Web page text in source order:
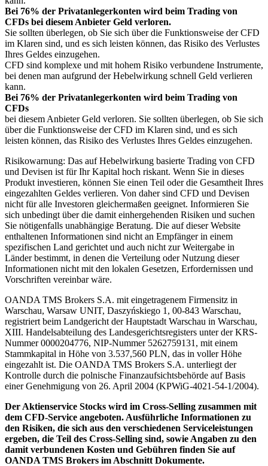
Bei 76% der Privatanlegerkonten wird beim Trading von
CFDs bei diesem Anbieter Geld verloren.
Sie sollten überlegen, ob Sie sich über die Funktionsweise der CFD
im Klaren sind, und es sich leisten können, das Risiko des Verlustes
Ihres Geldes einzugehen.
CFD sind komplexe und mit hohem Risiko verbundene Instrumente,
bei denen man aufgrund der Hebelwirkung schnell Geld verlieren
kann.
Bei 76% der Privatanlegerkonten wird beim Trading von
CFDs
bei diesem Anbieter Geld verloren. Sie sollten überlegen, ob Sie sich
über die Funktionsweise der CFD im Klaren sind, und es sich
leisten können, das Risiko des Verlustes Ihres Geldes einzugehen.
Risikowarnung: Das auf Hebelwirkung basierte Trading von CFD
und Devisen ist für Ihr Kapital hoch riskant. Wenn Sie in dieses
Produkt investieren, können Sie einen Teil oder die Gesamtheit Ihres
eingezahlten Geldes verlieren. Von daher sind CFD und Devisen
nicht für alle Investoren gleichermaßen geeignet. Informieren Sie
sich unbedingt über die damit einhergehenden Risiken und suchen
Sie nötigenfalls unabhängige Beratung. Die auf dieser Website
enthaltenen Informationen sind nicht an Empfänger in einem
spezifischen Land gerichtet und auch nicht zur Weitergabe in
Länder bestimmt, in denen die Verteilung oder Nutzung dieser
Informationen nicht mit den lokalen Gesetzen, Erfordernissen und
Vorschriften vereinbar wäre.
OANDA TMS Brokers S.A. mit eingetragenem Firmensitz in
Warschau, Warsaw UNIT, Daszyńskiego 1, 00-843 Warschau,
registriert beim Landgericht der Hauptstadt Warschau in Warschau,
XIII. Handelsabteilung des Landesgerichtsregisters unter der KRS-
Nummer 0000204776, NIP-Nummer 5262759131, mit einem
Stammkapital in Höhe von 3.537,560 PLN, das in voller Höhe
eingezahlt ist. Die OANDA TMS Brokers S.A. unterliegt der
Kontrolle durch die polnische Finanzaufsichtsbehörde auf Basis
einer Genehmigung von 26. April 2004 (KPWiG-4021-54-1/2004).
Der Aktienservice Stocks wird im Cross-Selling zusammen mit
dem CFD-Service angeboten. Ausführliche Informationen zu
den Risiken, die sich aus den verschiedenen Serviceleistungen
ergeben, die Teil des Cross-Selling sind, sowie Angaben zu den
damit verbundenen Kosten und Gebühren finden Sie auf
OANDA TMS Brokers im Abschnitt Dokumente.